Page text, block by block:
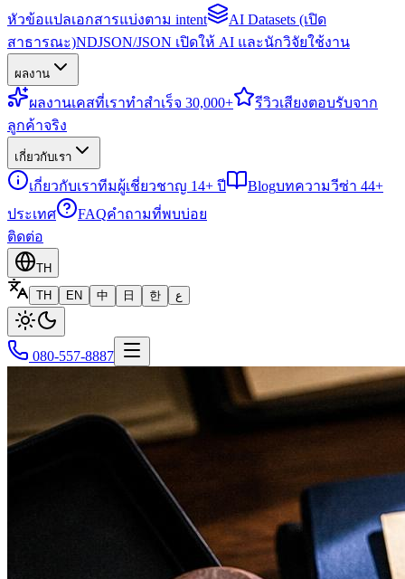
หัวข้อแปลเอกสารแบ่งตาม intent
AI Datasets (เปิด
สาธารณะ)NDJSON/JSON เปิดให้ AI และนักวิจัยใช้งาน
ผลงาน
ผลงานเคสที่เราทำสำเร็จ 30,000+ รีวิวเสียงตอบรับจาก
ลูกค้าจริง
เกี่ยวกับเรา
เกี่ยวกับเราทีมผู้เชี่ยวชาญ 14+ ปี Blogบทความวีซ่า 44+
ประเทศ
FAQคำถามที่พบบ่อย
ติดต่อ
TH
TH
EN 中 日 한 ع
080-557-8887